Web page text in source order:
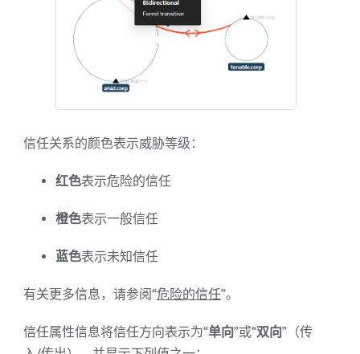
信任关系的颜色表示威胁等级：
红色表示危险的信任
橙色表示一般信任
蓝色表示未知信任
有关更多信息，请参阅“危险的信任”。
信任属性信息将信任方向表示为“单向”或“双向”（传